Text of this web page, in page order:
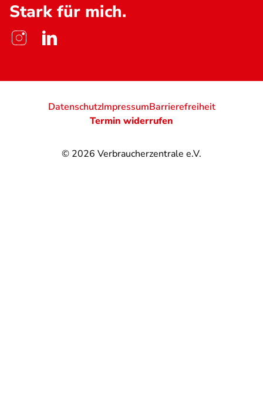
Stark für mich.
© 2026 Verbraucherzentrale e.V.
DatenschutzImpressumBarrierefreiheit
Termin widerrufen